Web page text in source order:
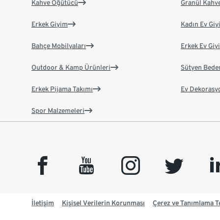
Kahve Öğütücü Granül
Erkek Giyim
Bahçe Mobilyaları
Outdoor & Kamp Ürünleri
Erkek Pijama Takımı
Spor Malzemeleri
Kadın Ev
Erkek Ev
Sütyen
Ev
facebook youtube instagram twitter
İletişim Kişisel Verilerin Korunması Çerez ve Tanımlama